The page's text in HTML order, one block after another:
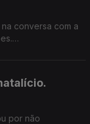
por não